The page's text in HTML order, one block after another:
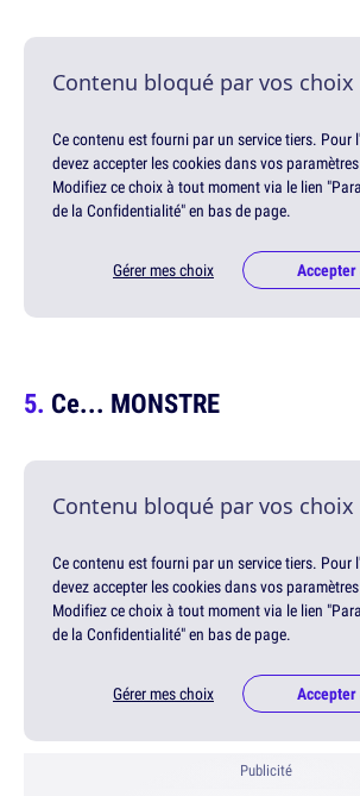
Contenu bloqué par vos choix
Ce contenu est fourni par un service tiers. Pour
devez accepter les cookies dans vos
Modifiez ce choix à tout moment via le lien
de la Confidentialité" en bas de page.
Gérer mes choix
Ce... MONSTRE
Contenu bloqué par vos choix
Ce contenu est fourni par un service tiers. Pour
devez accepter les cookies dans vos
Modifiez ce choix à tout moment via le lien
de la Confidentialité" en bas de page.
Gérer mes choix
Publicité